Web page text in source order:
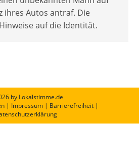
ihres Autos antraf. Die
auf die Identität.
by Lokalstimme.de
| Impressum| Barrierefreiheit|